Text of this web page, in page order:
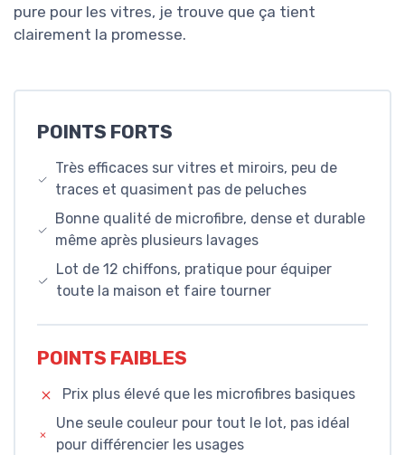
pure pour les vitres, je trouve que ça tient
clairement la promesse.
POINTS FORTS
Très efficaces sur vitres et miroirs, peu de
traces et quasiment pas de peluches
Bonne qualité de microfibre, dense et durable
même après plusieurs lavages
Lot de 12 chiffons, pratique pour équiper
toute la maison et faire tourner
POINTS FAIBLES
Prix plus élevé que les microfibres basiques
Une seule couleur pour tout le lot, pas idéal
pour différencier les usages